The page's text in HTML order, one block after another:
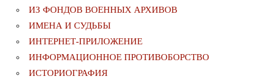
ИЗ ФОНДОВ ВОЕННЫХ АРХИВОВ
ИМЕНА И СУДЬБЫ
ИНТЕРНЕТ-ПРИЛОЖЕНИЕ
ИНФОРМАЦИОННОЕ ПРОТИВОБОРСТВО
ИСТОРИОГРАФИЯ